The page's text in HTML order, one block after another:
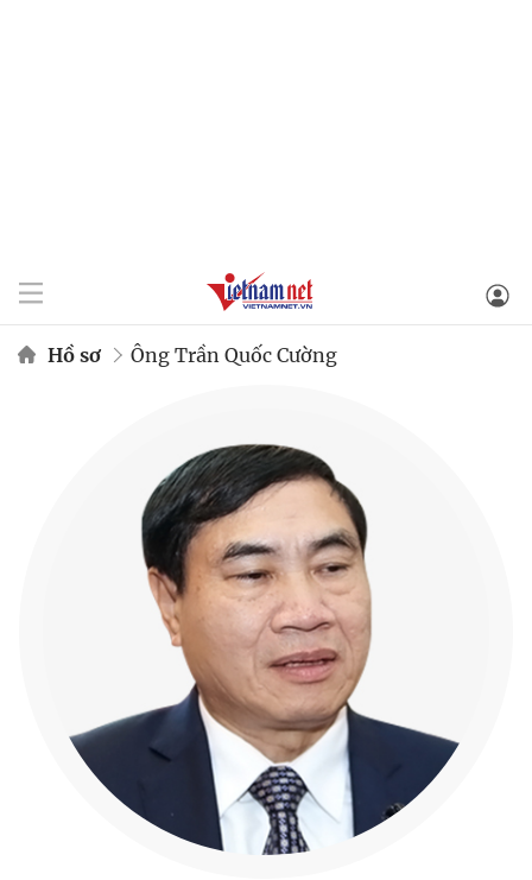
Hồ sơ Ông Trần Quốc Cường